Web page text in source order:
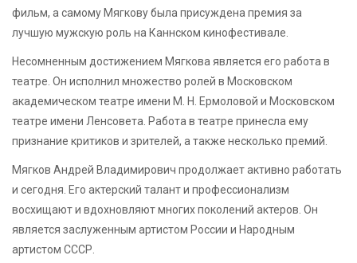
фильм, а самому Мягкову была присуждена премия за
лучшую мужскую роль на Каннском кинофестивале.
Несомненным достижением Мягкова является его работа в
театре. Он исполнил множество ролей в Московском
академическом театре имени М. Н. Ермоловой и Московском
театре имени Ленсовета. Работа в театре принесла ему
признание критиков и зрителей, а также несколько премий.
Мягков Андрей Владимирович продолжает активно работать
и сегодня. Его актерский талант и профессионализм
восхищают и вдохновляют многих поколений актеров. Он
является заслуженным артистом России и Народным
артистом СССР.